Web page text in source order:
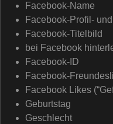
Facebook-Name
Facebook-Profil-
Facebook-Titelbild
bei Facebook
Facebook-ID
Facebook-
Facebook Likes
Geburtstag
Geschlecht